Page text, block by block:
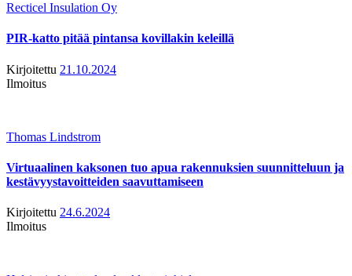
Recticel Insulation Oy
PIR-katto pitää pintansa kovillakin keleillä
Kirjoitettu 21.10.2024
Ilmoitus
Thomas Lindstrom
Virtuaalinen kaksonen tuo apua rakennuksien suunnitteluun ja
kestävyystavoitteiden saavuttamiseen
Kirjoitettu 24.6.2024
Ilmoitus